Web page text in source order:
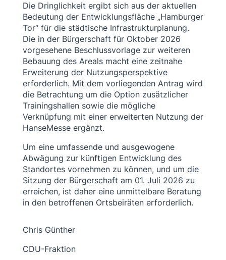
Die Dringlichkeit ergibt sich aus der aktuellen
Bedeutung der Entwicklungsfläche „Hamburger
Tor“ für die städtische Infrastrukturplanung.
Die in der Bürgerschaft für Oktober 2026
vorgesehene Beschlussvorlage zur weiteren
Bebauung des Areals macht eine zeitnahe
Erweiterung der Nutzungsperspektive
erforderlich. Mit dem vorliegenden Antrag wird
die Betrachtung um die Option zusätzlicher
Trainingshallen sowie die mögliche
Verknüpfung mit einer erweiterten Nutzung der
HanseMesse ergänzt.
Um eine umfassende und ausgewogene
Abwägung zur künftigen Entwicklung des
Standortes vornehmen zu können, und um die
Sitzung der Bürgerschaft am 01. Juli 2026 zu
erreichen, ist daher eine unmittelbare Beratung
in den betroffenen Ortsbeiräten erforderlich.
Chris Günther
CDU-Fraktion